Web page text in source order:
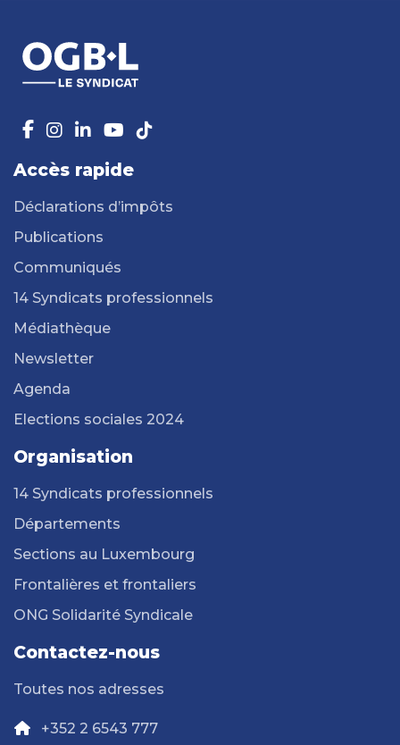
Accès rapide
Déclarations d’impôts
Publications
Communiqués
14 Syndicats professionnels
Médiathèque
Newsletter
Agenda
Elections sociales 2024
Organisation
14 Syndicats professionnels
Départements
Sections au Luxembourg
Frontalières et frontaliers
ONG Solidarité Syndicale
Contactez-nous
Toutes nos adresses
+352 2 6543 777